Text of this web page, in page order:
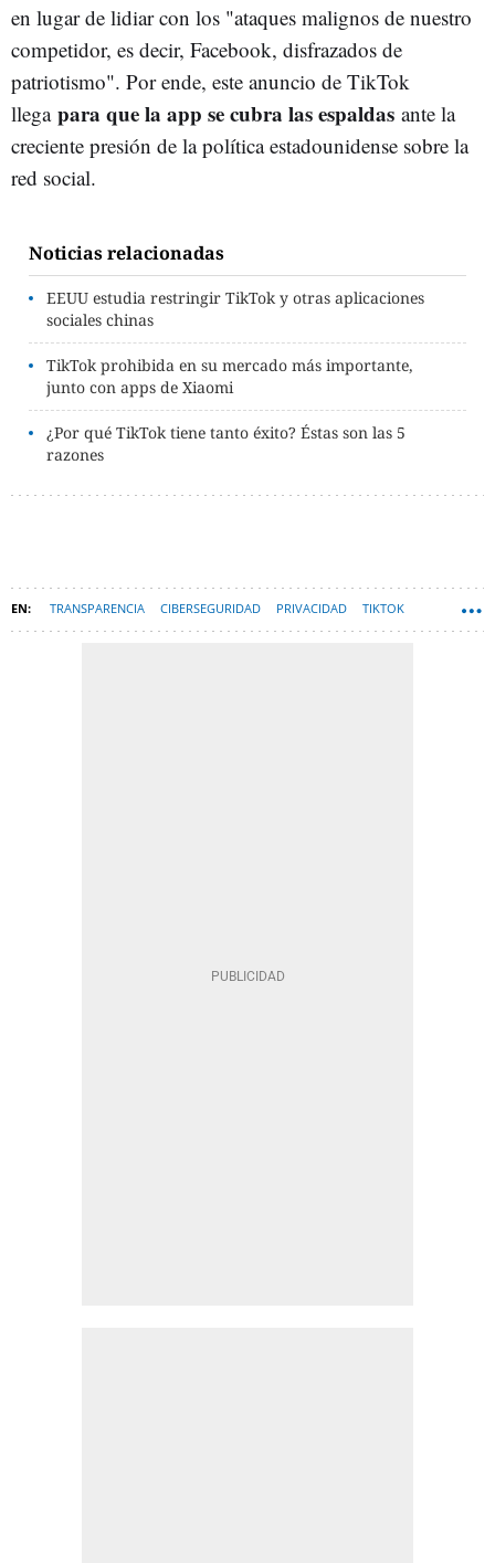
en lugar de lidiar con los "ataques malignos de nuestro
competidor, es decir, Facebook, disfrazados de
patriotismo". Por ende, este anuncio de TikTok
llega para que la app se cubra las espaldas ante la
creciente presión de la política estadounidense sobre la
red social.
Noticias relacionadas
EEUU estudia restringir TikTok y otras aplicaciones
sociales chinas
TikTok prohibida en su mercado más importante,
junto con apps de Xiaomi
¿Por qué TikTok tiene tanto éxito? Éstas son las 5
razones
TRANSPARENCIA CIBERSEGURIDAD PRIVACIDAD TIKTOK